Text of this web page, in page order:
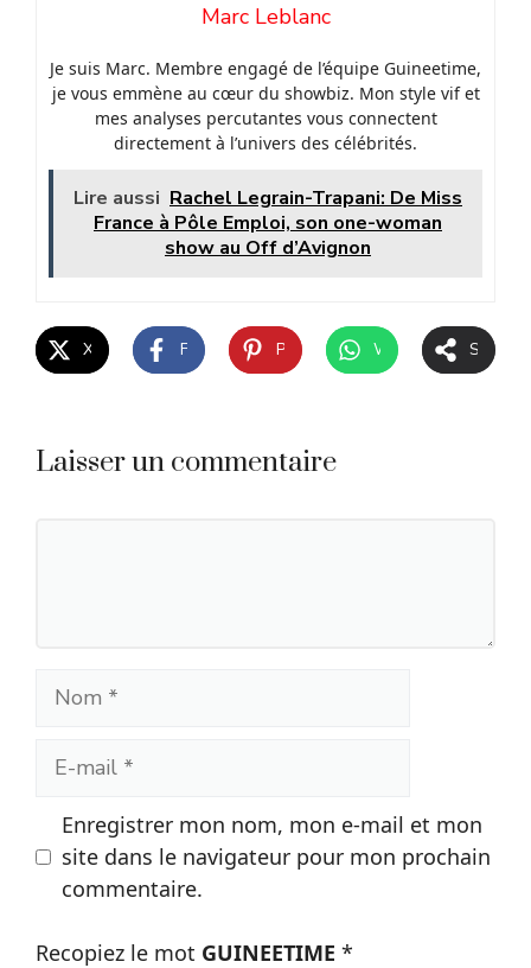
Marc Leblanc
Je suis Marc. Membre engagé de l’équipe Guineetime,
je vous emmène au cœur du showbiz. Mon style vif et
mes analyses percutantes vous connectent
directement à l’univers des célébrités.
Lire aussi Rachel Legrain-Trapani: De Miss
France à Pôle Emploi, son one-woman
show au Off d’Avignon
WhatsApp
Laisser un commentaire
Nom
Enregistrer mon nom, mon e-mail et mon
site dans le navigateur pour mon prochain
commentaire.
Recopiez le mot GUINEETIME *